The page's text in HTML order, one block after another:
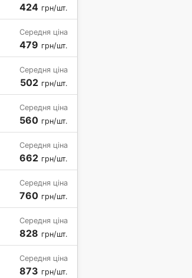
424 грн/шт.
Середня ціна
479 грн/шт.
Середня ціна
502 грн/шт.
Середня ціна
560 грн/шт.
Середня ціна
662 грн/шт.
Середня ціна
760 грн/шт.
Середня ціна
828 грн/шт.
Середня ціна
873 грн/шт.